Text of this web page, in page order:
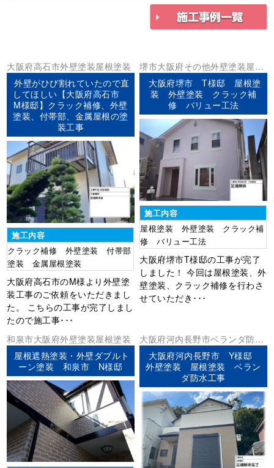
大阪府高石市外壁塗装屋根塗装
外壁がひび割れていたので直
してほしい【大阪府高石市
M様邸】クラック補修、外壁
塗装、付帯部、金属屋根の塗
装工事
施工内容
クラック補修 外壁塗装 付帯部
塗装 金属屋根塗装
大阪府高石市のM様より外壁塗
装工事のご依頼をいただきまし
た。 こちらの工事が完了しまし
たので施工事･･･
堺市大阪府その他外壁塗装屋根
塗装
大阪府堺市 T様邸 屋根塗
装 外壁塗装 クラック補
修 バリュー工法
施工内容
屋根塗装 外壁塗装 クラック補
修 バリュー工法
大阪府堺市T様邸の工事が完了
しました！ 今回は屋根塗装、外
壁塗装、クラック補修を行わさ
せていただき･･･
和泉市大阪府外壁塗装屋根塗装
屋根遮熱塗装・外壁ダブルト
ーン塗装 和泉市 N様邸
大阪府河内長野市ベランダ防水
外壁塗装屋根塗装
大阪府河内長野市 Y様邸
外壁塗装 屋根塗装 ベラン
ダ防水工事